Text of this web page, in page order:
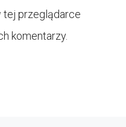
tej przeglądarce
komentarzy.